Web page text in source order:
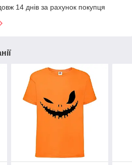
14 днів за рахунок покупця